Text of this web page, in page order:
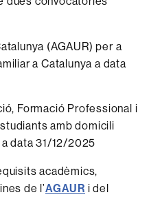
(AGAUR) per a
a Catalunya a data
Formació Professional i
amb domicili
data 31/12/2025
acadèmics,
de l’AGAUR i del